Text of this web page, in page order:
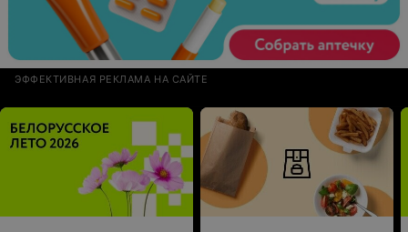
ЭФФЕКТИВНАЯ РЕКЛАМА НА САЙТЕ